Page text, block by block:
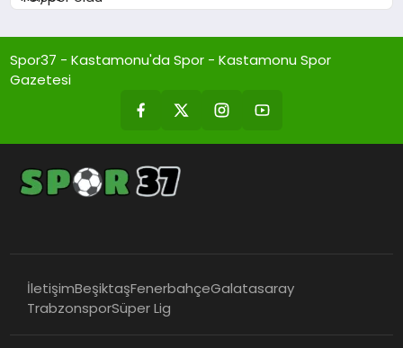
Spor37 - Kastamonu'da Spor - Kastamonu Spor
Gazetesi
İletişimBeşiktaşFenerbahçeGalatasaray
TrabzonsporSüper Lig